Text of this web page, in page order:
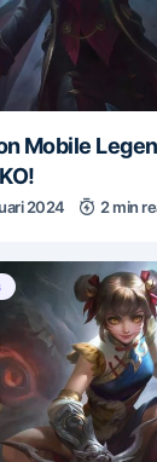
Mobile
2024 2 min